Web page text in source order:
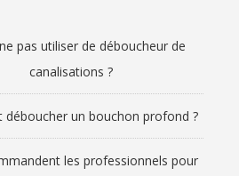
pas utiliser de déboucheur de
canalisations ?
déboucher un bouchon profond ?
les professionnels pour